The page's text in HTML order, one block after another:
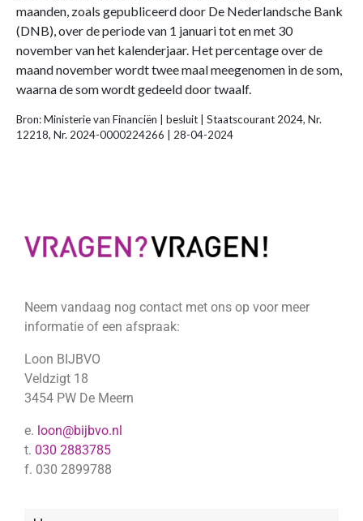
maanden, zoals gepubliceerd door De Nederlandsche Bank
(DNB), over de periode van 1 januari tot en met 30
november van het kalenderjaar. Het percentage over de
maand november wordt twee maal meegenomen in de som,
waarna de som wordt gedeeld door twaalf.
Bron: Ministerie van Financiën | besluit | Staatscourant 2024, Nr.
12218, Nr. 2024-0000224266 | 28-04-2024
Neem vandaag nog contact met ons op voor meer
informatie of een afspraak:
Loon BIJBVO
Veldzigt 18
3454 PW De Meern
e. loon@bijbvo.nl
t. 030 2883785
f. 030 2899788